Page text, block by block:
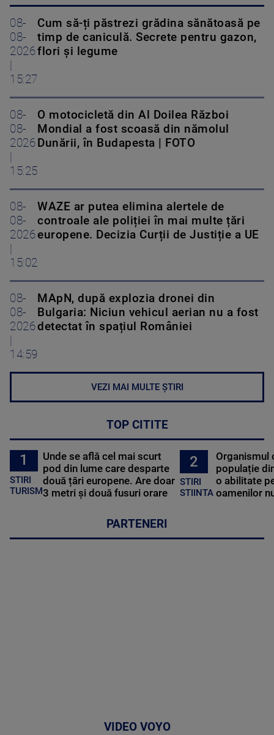
08-
08-
2026
15:27
Cum să-ți păstrezi grădina sănătoasă pe
timp de caniculă. Secrete pentru gazon,
flori și legume
08-
08-
2026
15:25
O motocicletă din Al Doilea Război
Mondial a fost scoasă din nămolul
Dunării, în Budapesta | FOTO
08-
08-
2026
15:02
WAZE ar putea elimina alertele de
controale ale poliției în mai multe țări
europene. Decizia Curții de Justiție a UE
08-
08-
2026
14:59
MApN, după explozia dronei din
Bulgaria: Niciun vehicul aerian nu a fost
detectat în spațiul României
VEZI MAI MULTE ȘTIRI
TOP CITITE
1
STIRI
TURISM
Unde se află cel mai scurt
pod din lume care desparte
două țări europene. Are doar
3 metri și două fusuri orare
2
STIRI
STIINTA
Organismul
populație
o abilitate
oamenilor
PARTENERI
VIDEO VOYO